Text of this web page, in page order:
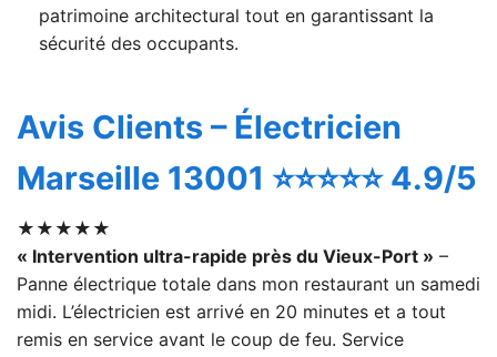
patrimoine architectural tout en garantissant la
sécurité des occupants.
Avis Clients – Électricien
Marseille 13001 ⭐⭐⭐⭐⭐ 4.9/5
★★★★★
« Intervention ultra-rapide près du Vieux-Port » –
Panne électrique totale dans mon restaurant un samedi
midi. L’électricien est arrivé en 20 minutes et a tout
remis en service avant le coup de feu. Service